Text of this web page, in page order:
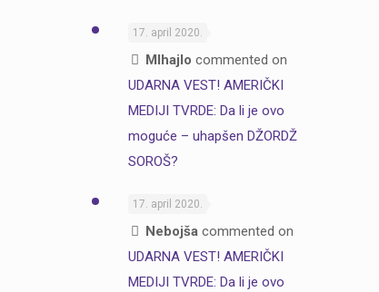
17. april 2020.
MIhajlo commented on
UDARNA VEST! AMERIČKI
MEDIJI TVRDE: Da li je ovo
moguće – uhapšen DŽORDŽ
SOROŠ?
17. april 2020.
Nebojšacommented on
UDARNA VEST! AMERIČKI
MEDIJI TVRDE: Da li je ovo